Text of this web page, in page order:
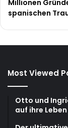
Millionen
spanischen
Most Viewed
Otto und
auf ihre